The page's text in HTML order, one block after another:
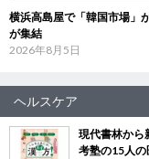
横浜高島屋で「韓国市場」
が集結
2026年8月5日
ヘルスケア
現代書林か
考塾の15人